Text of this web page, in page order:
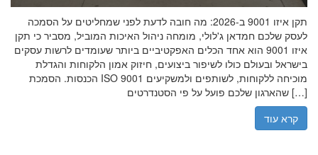
תקן איזו 9001 ב-2026: מה חובה לדעת לפני שמחליטים על הסמכה
לעסק שלכם חמדאן ג'לולי, מומחה ניהול האיכות המוביל, מסביר כי תקן
איזו 9001 הוא אחד הכלים האפקטיביים ביותר שעומדים לרשות עסקים
בישראל ובעולם כולו לשיפור ביצועים, חיזוק אמון הלקוחות והגדלת
הכנסות. הסמכת ISO 9001 מוכיחה ללקוחות, לשותפים ולמשקיעים
שהארגון שלכם פועל על פי הסטנדרטים […]
קרא עוד